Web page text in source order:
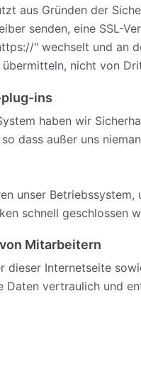
aus Gründen der
senden, eine SSL-
" wechselt und an
übermitteln, nicht von
ins
haben wir
dass außer uns
unser
schnell geschlossen
Mitarbeitern
dieser Internetseite
Daten vertraulich und